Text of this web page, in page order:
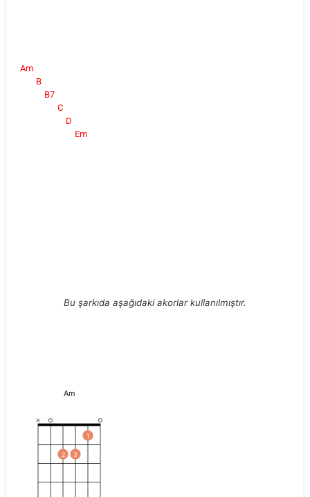
Am
B
B7
C
D
Em
Bu şarkıda aşağıdaki akorlar kullanılmıştır.
Am
2 3
1